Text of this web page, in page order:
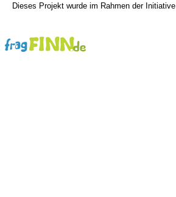
Dieses Projekt wurde im Rahmen der Initiative